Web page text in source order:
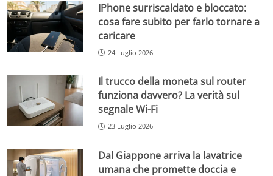
IPhone surriscaldato e bloccato:
cosa fare subito per farlo tornare a
caricare
24 Luglio 2026
Il trucco della moneta sul router
funziona davvero? La verità sul
segnale Wi-Fi
23 Luglio 2026
Dal Giappone arriva la lavatrice
umana che promette doccia e